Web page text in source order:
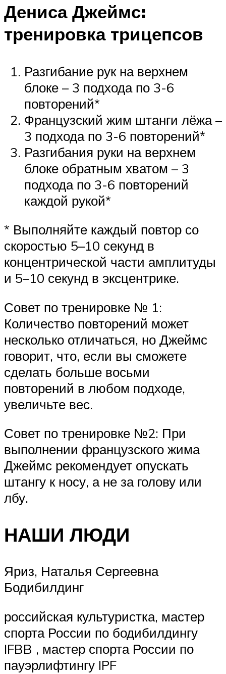
Дениса Джеймс:
тренировка трицепсов
Разгибание рук на верхнем
блоке – 3 подхода по 3-6
повторений*
Французский жим штанги лёжа –
3 подхода по 3-6 повторений*
Разгибания руки на верхнем
блоке обратным хватом – 3
подхода по 3-6 повторений
каждой рукой*
* Выполняйте каждый повтор со
скоростью 5–10 секунд в
концентрической части амплитуды
и 5–10 секунд в эксцентрике.
Совет по тренировке № 1:
Количество повторений может
несколько отличаться, но Джеймс
говорит, что, если вы сможете
сделать больше восьми
повторений в любом подходе,
увеличьте вес.
Совет по тренировке №2: При
выполнении французского жима
Джеймс рекомендует опускать
штангу к носу, а не за голову или
лбу.
НАШИ ЛЮДИ
Яриз, Наталья Сергеевна
Бодибилдинг
российская культуристка, мастер
спорта России по бодибилдингу
IFBB , мастер спорта России по
пауэрлифтингу IPF